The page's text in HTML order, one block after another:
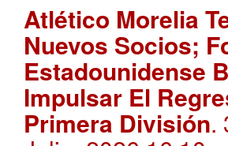
Atlético Morelia
Nuevos Socios;
Estadounidense
Impulsar El
Primera División.